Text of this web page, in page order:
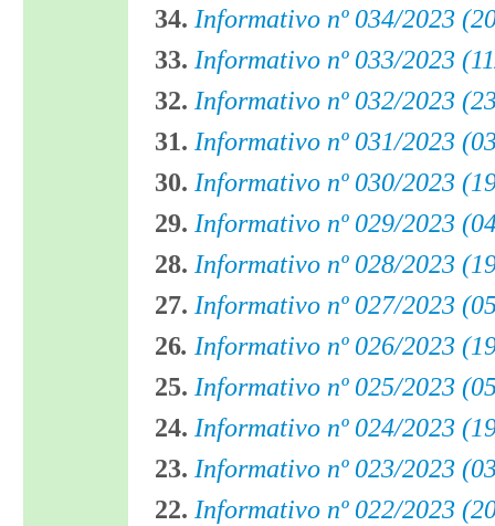
34. Informativo nº 034/2023
33. Informativo nº 033/2023
32. Informativo nº 032/2023
31. Informativo nº 031/2023
30. Informativo nº 030/2023
29. Informativo nº 029/2023
28. Informativo nº 028/2023
27. Informativo nº 027/2023
26. Informativo nº 026/2023
25. Informativo nº 025/2023
24. Informativo nº 024/2023
23. Informativo nº 023/2023
22. Informativo nº 022/2023